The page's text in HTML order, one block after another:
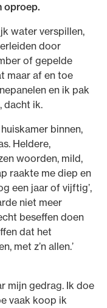
oproep.
water verspillen,
door
of gepelde
maar af en toe
en ik pak
dacht ik.
binnen,
Heldere,
woorden, mild,
raakte me diep en
een jaar of vijftig’,
niet meer
beseffen doen
dat het
met z’n allen.’
mijn gedrag. Ik doe
vaak koop ik